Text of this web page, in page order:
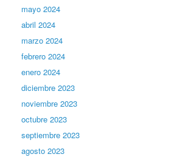
mayo 2024
abril 2024
marzo 2024
febrero 2024
enero 2024
diciembre 2023
noviembre 2023
octubre 2023
septiembre 2023
agosto 2023